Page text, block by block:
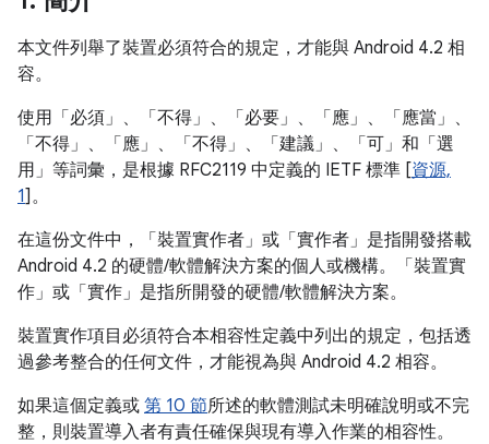
本文件列舉了裝置必須符合的規定，才能與 Android 4.2 相
容。
使用「必須」、「不得」、「必要」、「應」、「應當」、
「不得」、「應」、「不得」、「建議」、「可」和「選
用」等詞彙，是根據 RFC2119 中定義的 IETF 標準 [資源,
1]。
在這份文件中，「裝置實作者」或「實作者」是指開發搭載
Android 4.2 的硬體/軟體解決方案的個人或機構。「裝置實
作」或「實作」是指所開發的硬體/軟體解決方案。
裝置實作項目必須符合本相容性定義中列出的規定，包括透
過參考整合的任何文件，才能視為與 Android 4.2 相容。
如果這個定義或 第 10 節所述的軟體測試未明確說明或不完
整，則裝置導入者有責任確保與現有導入作業的相容性。